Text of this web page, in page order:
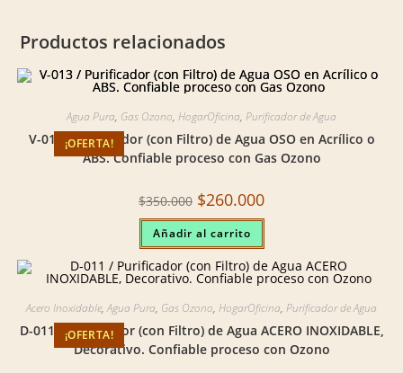
Productos relacionados
¡OFERTA!
Agua Pura, Gas Ozono, HogarOficina, Purificador de Agua
V-013 / Purificador (con Filtro) de Agua OSO en Acrílico o
ABS. Confiable proceso con Gas Ozono
$350.000 Original
price
was:
$350.000.
$260.000Current
is:
Añadir al carrito
¡OFERTA!
Acero Inoxidable,Agua Pura, Gas Ozono, HogarOficina, Purificador de Agua
D-011 / Purificador (con Filtro) de Agua ACERO INOXIDABLE,
Decorativo. Confiable proceso con Ozono